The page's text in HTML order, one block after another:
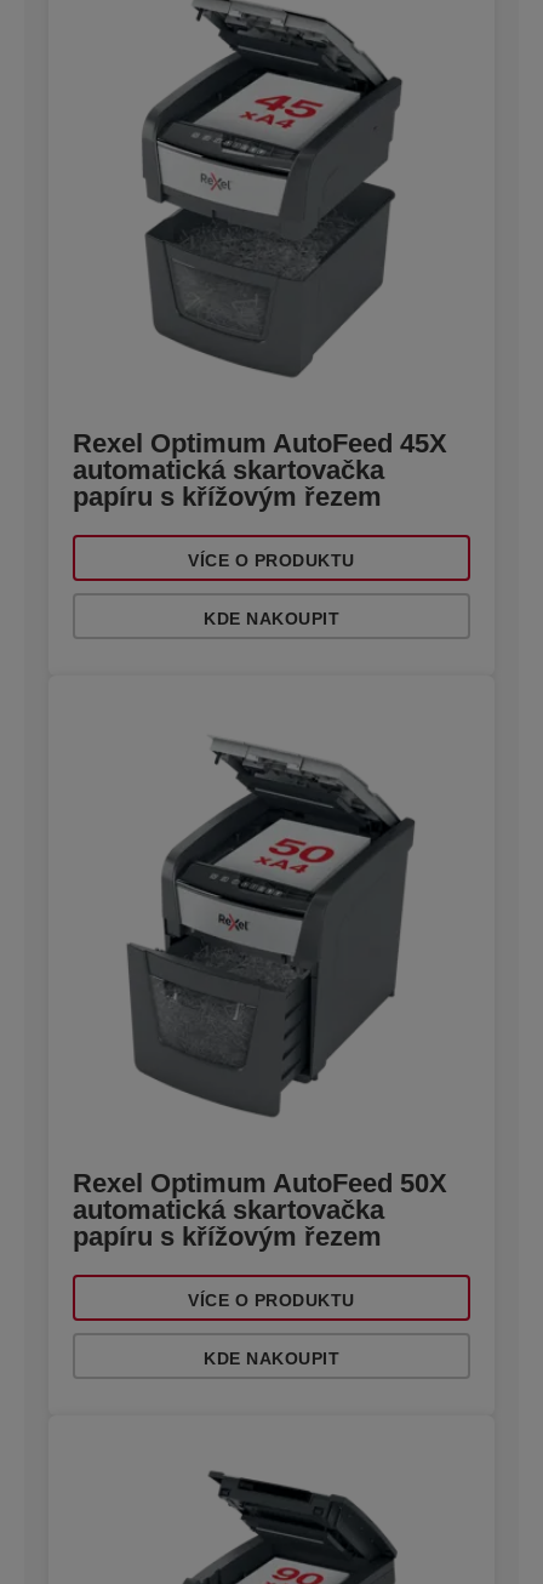
Rexel Optimum AutoFeed 45X
automatická skartovačka
papíru s křížovým řezem
VÍCE O PRODUKTU
KDE NAKOUPIT
Rexel Optimum AutoFeed 50X
automatická skartovačka
papíru s křížovým řezem
VÍCE O PRODUKTU
KDE NAKOUPIT